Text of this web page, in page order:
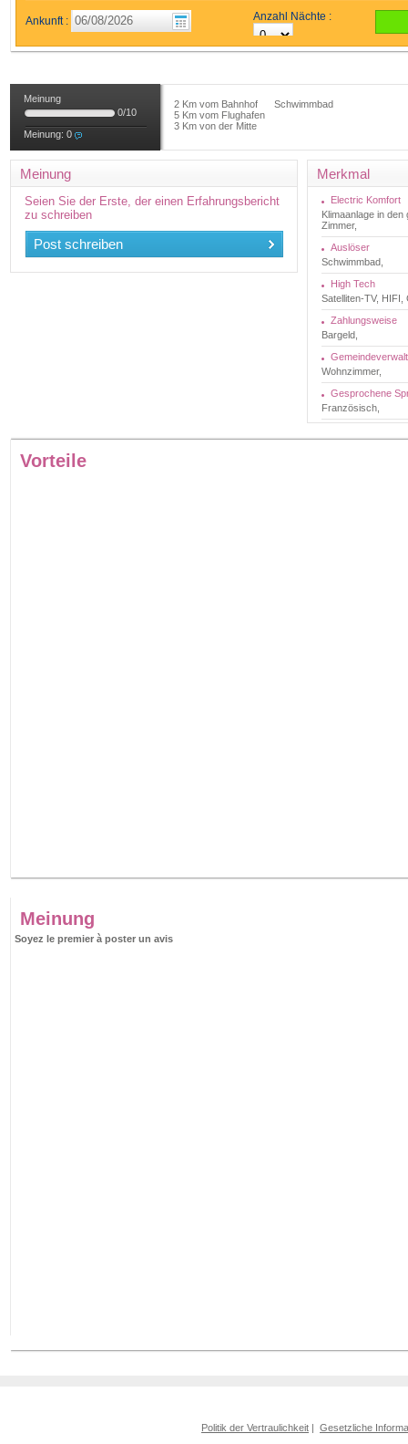
Ankunft : Anzahl Nächte :
Meinung
0/10
Meinung: 0
2 Km vom Bahnhof
5 Km vom Flughafen
3 Km von der Mitte
Schwimmbad
Merkmal
Electric Komfort
Klimaanlage in
Zimmer,
Auslöser
Schwimmbad,
High Tech
Satelliten-TV,
Zahlungsweise
Bargeld,
Wohnzimmer,
Gesprochene
Französisch,
Meinung
Seien Sie der Erste, der einen Erfahrungsbericht
zu schreiben
Post schreiben
Vorteile
Meinung
Soyez le premier à poster un avis
Politik der Vertraulichkeit | Gesetzliche